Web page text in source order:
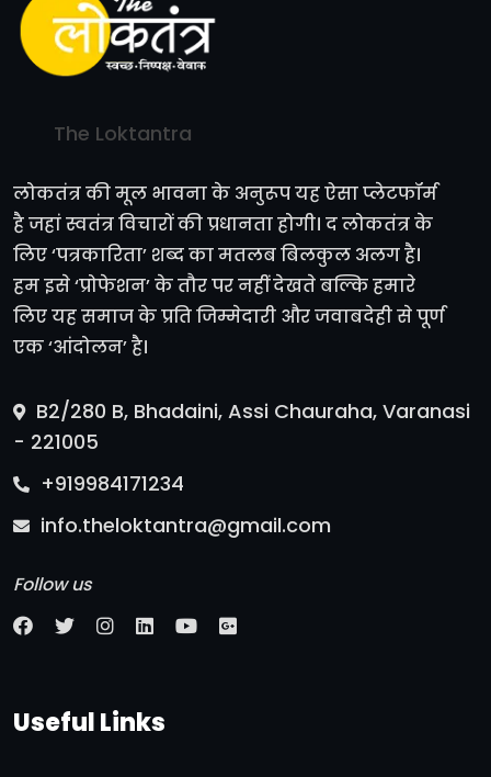
The Loktantra
लोकतंत्र की मूल भावना के अनुरूप यह ऐसा प्लेटफॉर्म
है जहां स्वतंत्र विचारों की प्रधानता होगी। द लोकतंत्र के
लिए ‘पत्रकारिता’ शब्द का मतलब बिलकुल अलग है।
हम इसे ‘प्रोफेशन’ के तौर पर नहीं देखते बल्कि हमारे
लिए यह समाज के प्रति जिम्मेदारी और जवाबदेही से पूर्ण
एक ‘आंदोलन’ है।
B2/280 B, Bhadaini, Assi Chauraha, Varanasi
- 221005
+919984171234
info.theloktantra@gmail.com
Follow us
Useful Links